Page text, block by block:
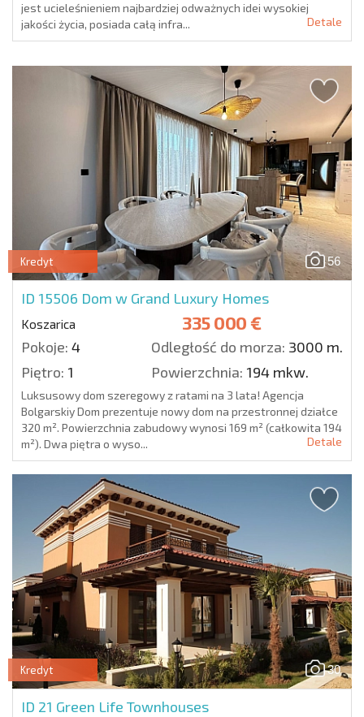
jest ucieleśnieniem najbardziej odważnych idei wysokiej
jakości życia, posiada całą infra...
Detale
56
Kredyt
ID 15506 Dom w Grand Luxury Homes
Koszarica 335 000 €
Pokoje: 4 Odległość do morza: 3000 m.
Piętro: 1 Powierzchnia: 194 mkw.
Luksusowy dom szeregowy z ratami na 3 lata! Agencja
Bolgarskiy Dom prezentuje nowy dom na przestronnej działce
320 m². Powierzchnia zabudowy wynosi 169 m² (całkowita 194
m²). Dwa piętra o wyso...
Detale
30
Kredyt
ID 21 Green Life Townhouses